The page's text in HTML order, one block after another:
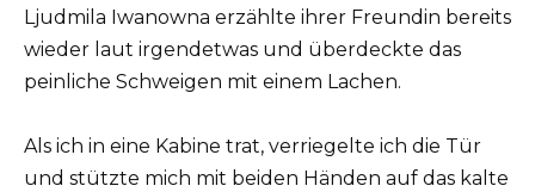
Ljudmila Iwanowna erzählte ihrer Freundin bereits
wieder laut irgendetwas und überdeckte das
peinliche Schweigen mit einem Lachen.
Als ich in eine Kabine trat, verriegelte ich die Tür
und stützte mich mit beiden Händen auf das kalte